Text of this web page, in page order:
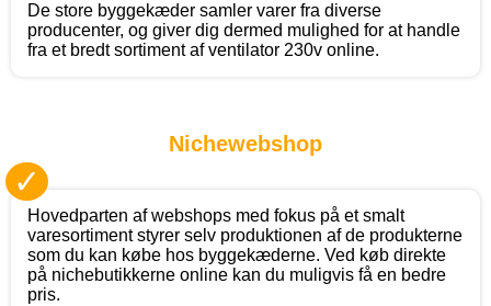
De store byggekæder samler varer fra diverse
producenter, og giver dig dermed mulighed for at handle
fra et bredt sortiment af ventilator 230v online.
Nichewebshop
✓
Hovedparten af webshops med fokus på et smalt
varesortiment styrer selv produktionen af de produkterne
som du kan købe hos byggekæderne. Ved køb direkte
på nichebutikkerne online kan du muligvis få en bedre
pris.